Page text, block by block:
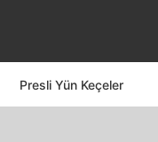
Presli Yün Keçeler